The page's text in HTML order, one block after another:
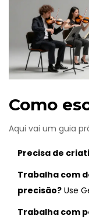
Como
Aqui vai um guia
Precisa de
Trabalha com
precisão? Use
Trabalha com